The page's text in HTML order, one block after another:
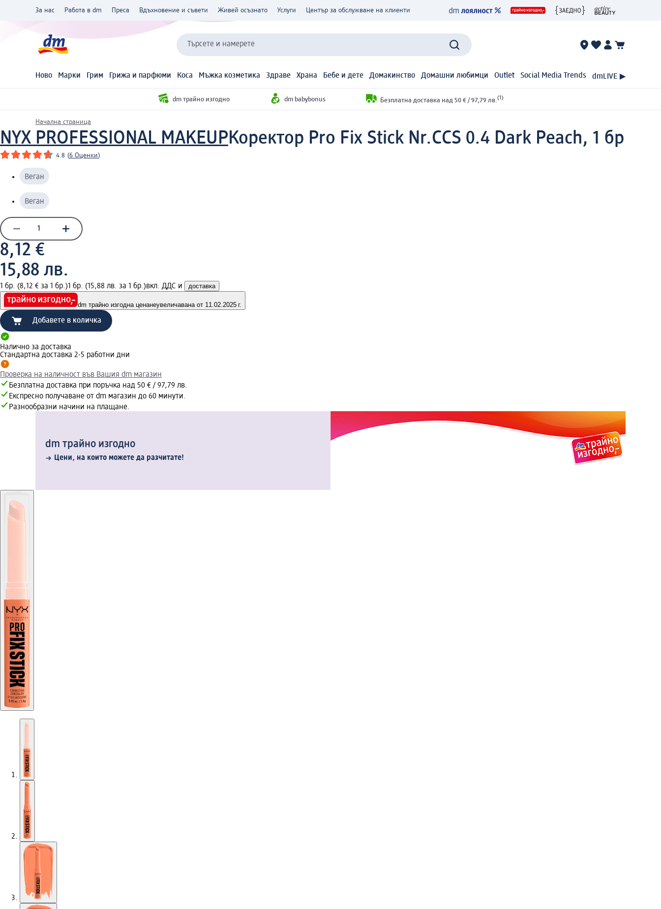
За нас Работа в dm Преса Вдъхновение и съвети Живей осъзнато Услуги Център за обслужване на клиенти
Търсете и намерете
Ново Марки Грим Грижа и парфюми Коса Мъжка козметика Здраве Храна Бебе и дете Домакинство Домашни любимци Outlet Social Media Trends dmLIVE ▶
dm трайно изгодно dm babybonus Безплатна доставка над 50 € / 97,79 лв. (1)
Начална страница
NYX PROFESSIONAL MAKEUPКоректор Pro Fix Stick Nr.CCS 0.4 Dark Peach, 1 бр
4.8 (6 Оценки)
Веган
Веган
8,12 €
15,88 лв.
1 бр. (8,12 € за 1 бр.)1 бр. (15,88 лв. за 1 бр.)вкл. ДДС и доставка
dm трайно изгодна ценанеувеличавана от 11.02.2025 г.
Добавете в количка
Налично за доставка
Стандартна доставка 2-5 работни дни
Проверка на наличност във Вашия dm магазин
Безплатна доставка при поръчка над 50 € / 97,79 лв.
Експресно получаване от dm магазин до 60 минути.
Разнообразни начини на плащане.
dm трайно изгодно
Цени, на които можете да разчитате!